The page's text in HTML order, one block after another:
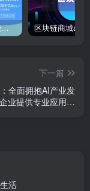
软盟ChatGPT智能聊天对话系统
下一篇
全面拥抱AI产业发
业提供专业应用软
活